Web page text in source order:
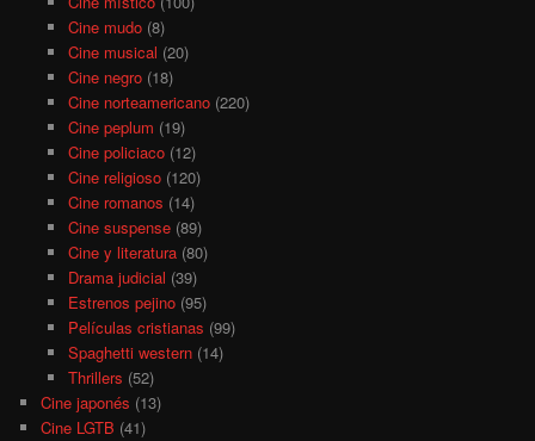
Cine mudo(8)
Cine musical (20)
Cine negro(18)
Cine norteamericano(220)
Cine peplum (19)
Cine policiaco(12)
Cine religioso(120)
Cine romanos (14)
Cine suspense(89)
Cine y literatura(80)
Drama judicial (39)
Estrenos pejino(95)
Películas cristianas (99)
Spaghetti western(14)
Thrillers (52)
Cine japonés (13)
Cine LGTB (41)